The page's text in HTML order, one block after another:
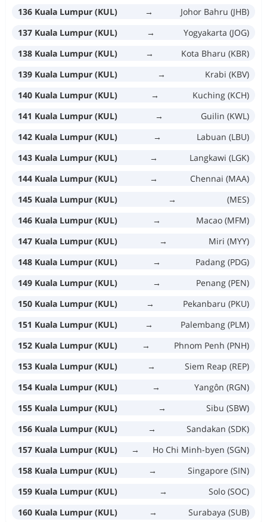
136 Kuala Lumpur (KUL)
→
Johor Bahru (JHB)
137 Kuala Lumpur (KUL)
→
Yogyakarta (JOG)
138 Kuala Lumpur (KUL)
→
Kota Bharu (KBR)
139 Kuala Lumpur (KUL)
→
Krabi (KBV)
140 Kuala Lumpur (KUL)
→
Kuching (KCH)
141 Kuala Lumpur (KUL)
→
Guilin (KWL)
142 Kuala Lumpur (KUL)
→
Labuan (LBU)
143 Kuala Lumpur (KUL)
→
Langkawi (LGK)
144 Kuala Lumpur (KUL)
→
Chennai (MAA)
145 Kuala Lumpur (KUL)
→
(MES)
146 Kuala Lumpur (KUL)
→
Macao (MFM)
147 Kuala Lumpur (KUL)
→
Miri (MYY)
148 Kuala Lumpur (KUL)
→
Padang (PDG)
149 Kuala Lumpur (KUL)
→
Penang (PEN)
150 Kuala Lumpur (KUL)
→
Pekanbaru (PKU)
151 Kuala Lumpur (KUL)
→
Palembang (PLM)
152 Kuala Lumpur (KUL)
→
Phnom Penh (PNH)
153 Kuala Lumpur (KUL)
→
Siem Reap (REP)
154 Kuala Lumpur (KUL)
→
Yangôn (RGN)
155 Kuala Lumpur (KUL)
→
Sibu (SBW)
156 Kuala Lumpur (KUL)
→
Sandakan (SDK)
157 Kuala Lumpur (KUL)
→
Ho Chi Minh-byen (SGN)
158 Kuala Lumpur (KUL)
→
Singapore (SIN)
159 Kuala Lumpur (KUL)
→
Solo (SOC)
160 Kuala Lumpur (KUL)
→ Surabaya (SUB)